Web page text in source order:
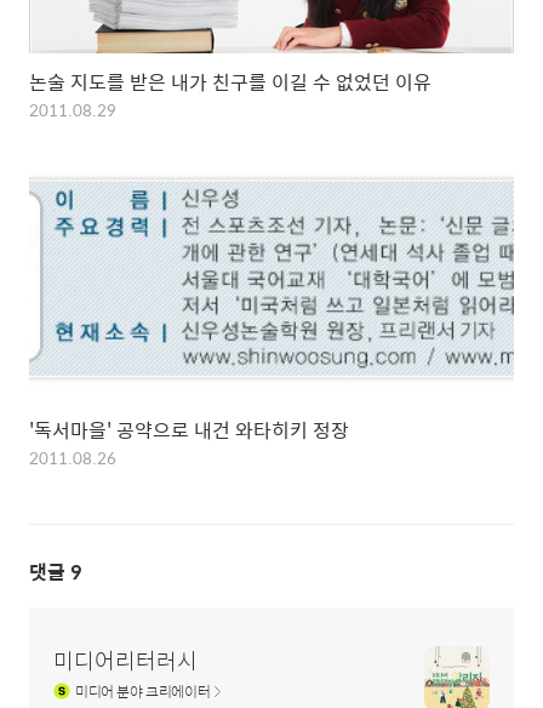
논술 지도를 받은 내가 친구를 이길 수 없었던 이유
2011.08.29
'독서마을' 공약으로 내건 와타히키 정장
2011.08.26
댓글 9
미디어리터러시
미디어분야 크리에이터